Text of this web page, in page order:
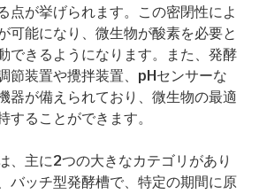
点が挙げられます。この密閉性によ
可能になり、微生物が酸素を必要と
できるようになります。また、発酵
節装置や攪拌装置、pHセンサーな
器が備えられており、微生物の最適
することができます。
、主に2つの大きなカテゴリがあり
バッチ型発酵槽で、特定の期間に原